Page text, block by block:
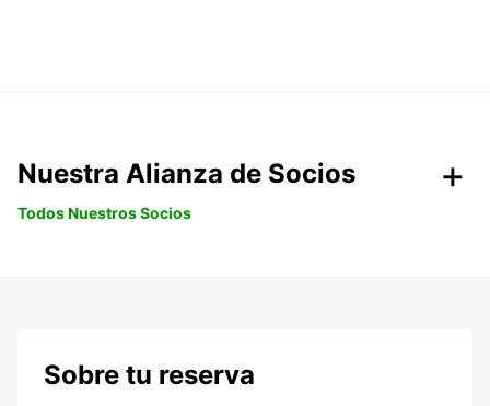
Nuestra Alianza de Socios
Todos Nuestros Socios
Sobre tu reserva